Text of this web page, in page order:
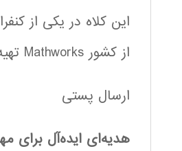
این کلاه در یکی از
از کشور Mathworks تهیه شده است.
ارسال پستی
هدیه‌ای ایده‌آل برای